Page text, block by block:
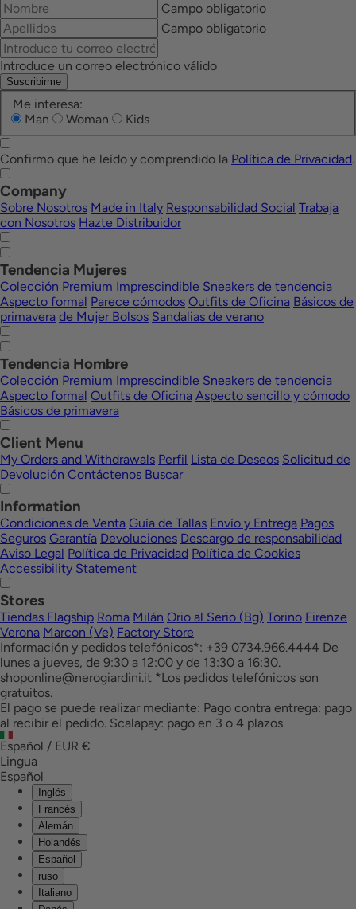
Campo obligatorio
Campo obligatorio
Introduce un correo electrónico válido
Suscribirme
Me interesa:
Man
Woman Kids
Confirmo que he leído y comprendido la Política de Privacidad.
Company
Sobre Nosotros Made in Italy Responsabilidad Social Trabaja
con Nosotros Hazte Distribuidor
Tendencia Mujeres
Colección Premium Imprescindible Sneakers de tendencia
Aspecto formal Parece cómodos Outfits de Oficina Básicos de
primavera de Mujer Bolsos Sandalias de verano
Tendencia Hombre
Colección Premium Imprescindible Sneakers de tendencia
Aspecto formal Outfits de Oficina Aspecto sencillo y cómodo
Básicos de primavera
Client Menu
My Orders and Withdrawals Perfil Lista de Deseos Solicitud de
Devolución Contáctenos Buscar
Information
Condiciones de Venta Guía de Tallas Envío y Entrega Pagos
Seguros Garantía Devoluciones Descargo de responsabilidad
Aviso Legal Política de Privacidad Política de Cookies
Accessibility Statement
Stores
Tiendas Flagship Roma Milán Orio al Serio (Bg) Torino Firenze
Verona Marcon (Ve) Factory Store
Información y pedidos telefónicos*: +39 0734.966.4444 De
lunes a jueves, de 9:30 a 12:00 y de 13:30 a 16:30.
shoponline@nerogiardini.it *Los pedidos telefónicos son
gratuitos.
El pago se puede realizar mediante: Pago contra entrega: pago
al recibir el pedido. Scalapay: pago en 3 o 4 plazos.
Español / EUR €
Lingua
Español
Inglés
Francés
Alemán
Holandés
Español
ruso
Italiano